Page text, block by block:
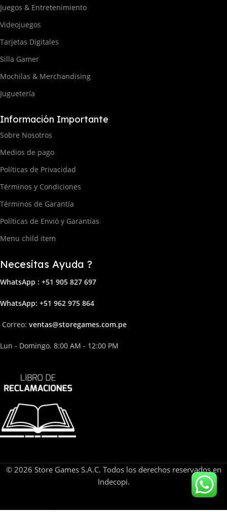
Juegos & Entretenimiento
Videojuegos
Tarjetas Digitales
Silla Gamer
Mochilas & Merchandising
Juguetería
Información Importante
Sobre Nosotros
Medios de pago
Políticas de Privacidad
Términos y Condiciones
Términos de Garantía
Políticas de Envió y Garantías
Menu child item
Necesitas Ayuda ?
WhatsApp : +51 905 827 697
WhatsApp: +51 962 975 864
Correo: ventas@storegames.com.pe
Lun - Domingo. 8:00 AM - 12:00 PM
© 2026 Store Games S.A.C. Todos los derechos reservados en
Indecopi.